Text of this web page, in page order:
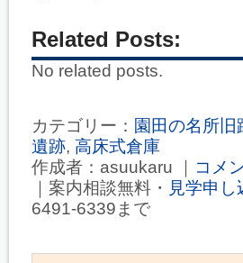
Related Posts:
No related posts.
カテゴリー： 園田の名所旧
遺跡, 高床式倉庫
作成者：asuukaru ｜
コメ
｜案内相談無料・ 見学申し
6491-6339まで